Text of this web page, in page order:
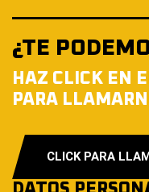
¿TE
HAZ CLICK EN
PARA
CLICK PARA